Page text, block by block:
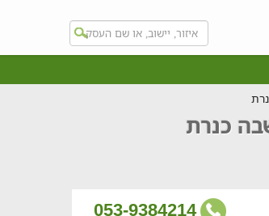
כנרת
053-9384214